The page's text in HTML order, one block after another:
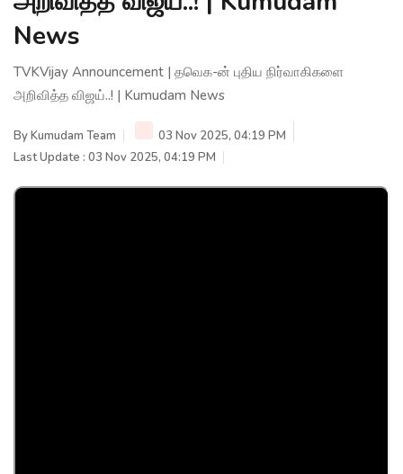
News
TVKVijay Announcement | தவெக-ன் புதிய நிர்வாகிகளை
அறிவித்த விஜய்..! | Kumudam News
ByKumudam Team
03 Nov 2025, 04:19 PM
Last Update : 03 Nov 2025, 04:19 PM